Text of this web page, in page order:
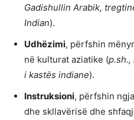
Gadishullin Arabik,
Indian).
Udhëzimi, përfshin
në kulturat aziatike (
i kastës indiane).
Instruksioni, përfshin
dhe skllavërisë dhe